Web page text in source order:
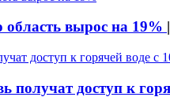
вырос на 19% |
доступ к